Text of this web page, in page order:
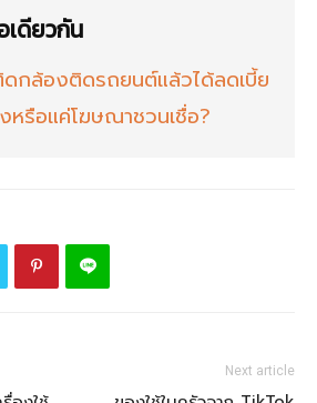
เดียวกัน
ดกล้องติดรถยนต์แล้วได้ลดเบี้ย
หรือแค่โฆษณาชวนเชื่อ?
Next article